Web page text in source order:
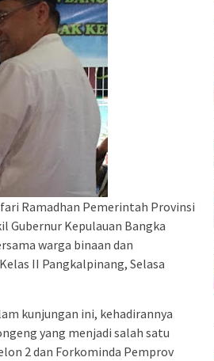
Ramadhan Pemerintah Provinsi
Gubernur Kepulauan Bangka
warga binaan dan
II Pangkalpinang, Selasa
kunjungan ini, kehadirannya
yang menjadi salah satu
2 dan Forkominda Pemprov